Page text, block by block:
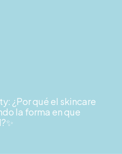
¿Por qué el skincare
la forma en que